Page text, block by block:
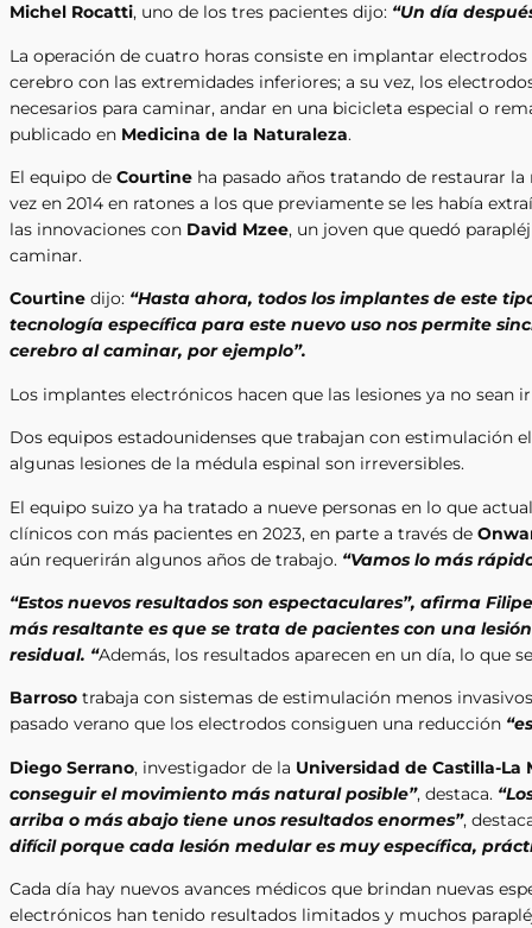
Michel Rocatti, uno de los tres pacientes dijo: “Un día
La operación de cuatro horas consiste en implantar
cerebro con las extremidades inferiores; a su vez, los
necesarios para caminar, andar en una bicicleta especial o
publicado en Medicina de la Naturaleza.
El equipo de Courtine ha pasado años tratando de restaurar
vez en 2014 en ratones a los que previamente se les había
las innovaciones con David Mzee, un joven que quedó
caminar.
Courtine dijo: “Hasta ahora, todos los implantes de este
tecnología específica para este nuevo uso nos permite
cerebro al caminar, por ejemplo”.
Los implantes electrónicos hacen que las lesiones ya no sean
Dos equipos estadounidenses que trabajan con
algunas lesiones de la médula espinal son irreversibles.
El equipo suizo ya ha tratado a nueve personas en lo que
clínicos con más pacientes en 2023, en parte a través de
aún requerirán algunos años de trabajo. “Vamos lo más
“Estos nuevos resultados son espectaculares”, afirma
más resaltante es que se trata de pacientes con una
residual. “Además, los resultados aparecen en un día, lo que
Barroso trabaja con sistemas de estimulación menos
pasado verano que los electrodos consiguen una reducción
Diego Serrano, investigador de la Universidad de Castilla-La
conseguir el movimiento más natural posible”, destaca.
arriba o más abajo tiene unos resultados enormes”,
difícil porque cada lesión medular es muy específica,
Cada día hay nuevos avances médicos que brindan nuevas
electrónicos han tenido resultados limitados y muchos